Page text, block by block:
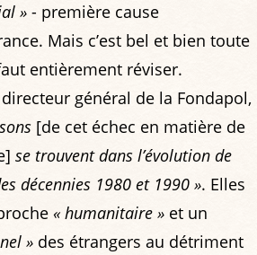
» - première cause
Mais c’est bel et bien toute
entièrement réviser.
général de la Fondapol,
[de cet échec en matière de
se trouvent dans l’évolution de
décennies 1980 et 1990 ». Elles
« humanitaire » et un
» des étrangers au détriment